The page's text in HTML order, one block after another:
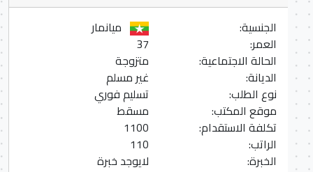
الجنسية:
ميانمار
العمر:
الحالة الاجتماعية:
متزوجة
الديانة:
غير مسلم
نوع الطلب:
تسليم فوري
موقع المكتب:
مسقط
تكلفة الاستقدام:
1100
الراتب:
110
الخبرة:
لايوجد خبرة